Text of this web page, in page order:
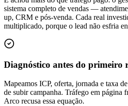
sistema completo de vendas —
up, CRM e pós-venda. Cada real
multiplicado, porque o lead não esfria
Diagnóstico antes do primeiro
Mapeamos ICP, oferta, jornada e taxa
de subir campanha. Tráfego em página
Arco recusa essa equação.